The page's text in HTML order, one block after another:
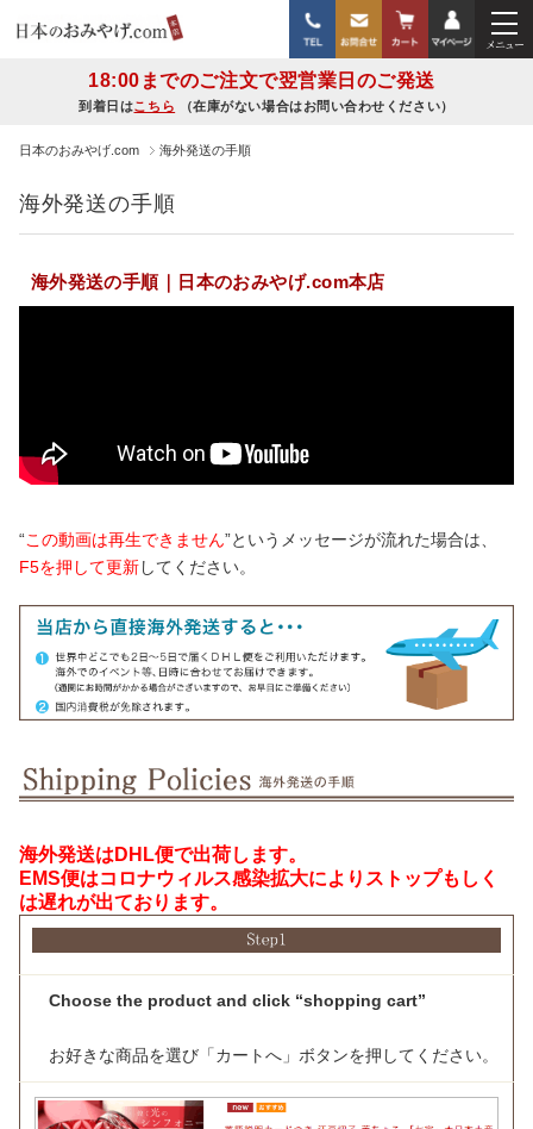
18:00までのご注文で翌営業日のご発送
到着日はこちら （在庫がない場合はお問い合わせください）
日本のおみやげ.com 海外発送の手順
海外発送の手順
海外発送の手順｜日本のおみやげ.com本店
“この動画は再生できません”というメッセージが流れた場合は、
F5を押して更新してください。
海外発送はDHL便で出荷します。
EMS便はコロナウィルス感染拡大によりストップもしく
は遅れが出ております。
Choose the product and click “shopping cart”
お好きな商品を選び「カートへ」ボタンを押してください。